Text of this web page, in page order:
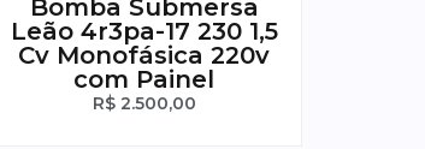
Bomba Submersa
Leão 4r3pa-17 230 1,5
Cv Monofásica 220v
com Painel
R$2.500,00